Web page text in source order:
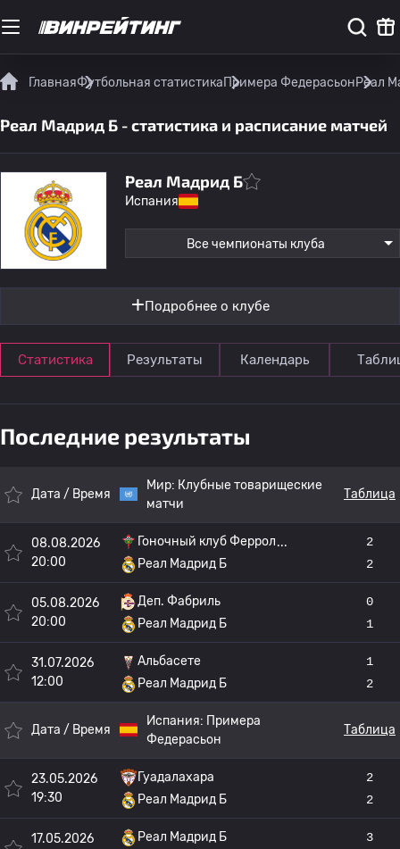
ГлавнаяФутбольная статистикаПримера ФедерасьонРеал
Реал Мадрид Б - статистика и расписание матчей
Реал Мадрид Б
Испания
Все чемпионаты клуба
Подробнее о клубе
Статистика Результаты Календарь
Последние результаты
Дата / Время
Мир: Клубные товарищеские
матчи
Таблица
08.08.2026
20:00
Гоночный клуб Феррол
Реал Мадрид Б
2
2
05.08.2026
20:00
Деп. Фабриль
Реал Мадрид Б
0
1
31.07.2026
12:00
Альбасете
Реал Мадрид Б
1
2
Дата / Время
Испания: Примера
Федерасьон
Таблица
23.05.2026
19:30
Гуадалахара
Реал Мадрид Б
2
2
17.05.2026
Реал Мадрид Б
3